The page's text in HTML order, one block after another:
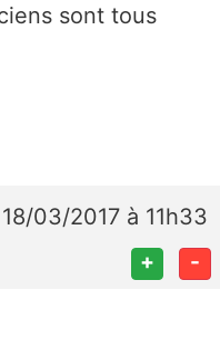
sont tous
03/2017 à 11h33
+ -